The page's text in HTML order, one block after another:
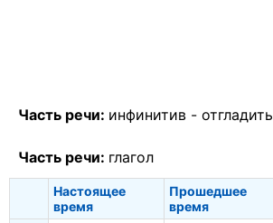
Часть речи: инфинитив - отгладить
Часть речи: глагол
Настоящее
время
Прошедшее
время